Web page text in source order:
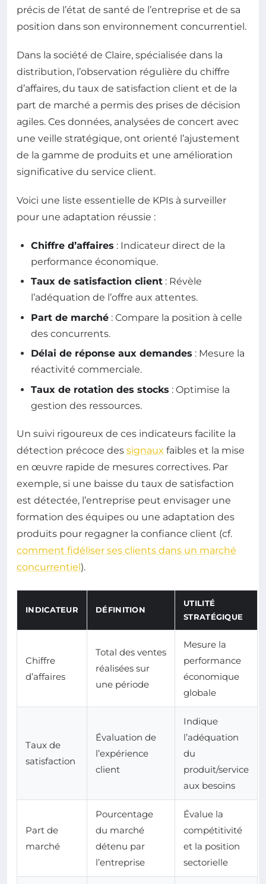
précis de l’état de santé de l’entreprise et de sa
position dans son environnement concurrentiel.
Dans la société de Claire, spécialisée dans la
distribution, l’observation régulière du chiffre
d’affaires, du taux de satisfaction client et de la
part de marché a permis des prises de décision
agiles. Ces données, analysées de concert avec
une veille stratégique, ont orienté l’ajustement
de la gamme de produits et une amélioration
significative du service client.
Voici une liste essentielle de KPIs à surveiller
pour une adaptation réussie :
Chiffre d’affaires : Indicateur direct de la
performance économique.
Taux de satisfaction client : Révèle
l’adéquation de l’offre aux attentes.
Part de marché : Compare la position à celle
des concurrents.
Délai de réponse aux demandes : Mesure la
réactivité commerciale.
Taux de rotation des stocks : Optimise la
gestion des ressources.
Un suivi rigoureux de ces indicateurs facilite la
détection précoce des signaux faibles et la mise
en œuvre rapide de mesures correctives. Par
exemple, si une baisse du taux de satisfaction
est détectée, l’entreprise peut envisager une
formation des équipes ou une adaptation des
produits pour regagner la confiance client (cf.
comment fidéliser ses clients dans un marché
concurrentiel).
INDICATEUR DÉFINITION
UTILITÉ
STRATÉGIQUE
Chiffre
d’affaires
Total des ventes
réalisées sur
une période
Mesure la
performance
économique
globale
Taux de
satisfaction
Évaluation de
l’expérience
client
Indique
l’adéquation
du
produit/service
aux besoins
Part de
marché
Pourcentage
du marché
détenu par
l’entreprise
Évalue la
compétitivité
et la position
sectorielle